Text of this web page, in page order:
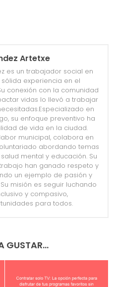
Artetxe
es un trabajador social en
sólida experiencia en el
conexión con la comunidad
vidas lo llevó a trabajar
en
su enfoque preventivo ha
de vida en la ciudad.
municipal, colabora en
abordando temas
mental y educación. Su
han ganado respeto y
un ejemplo de pasión y
misión es seguir luchando
y compasivo,
para todos.
GUSTAR...